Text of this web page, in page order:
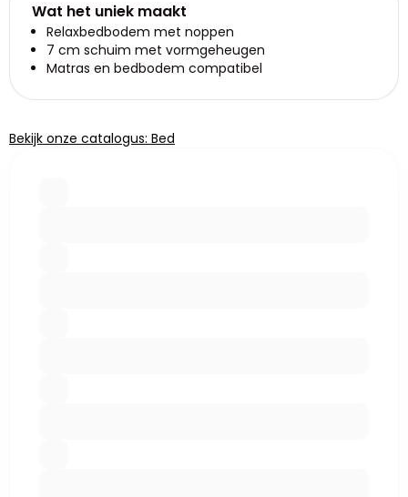
Wat het uniek maakt
Relaxbedbodem met noppen
7 cm schuim met vormgeheugen
Matras en bedbodem compatibel
Bekijk onze catalogus: Bed